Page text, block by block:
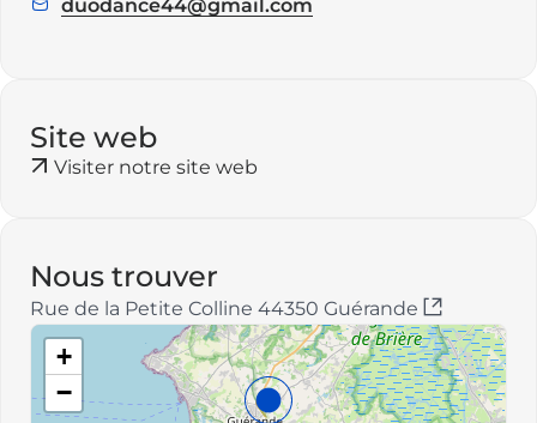
E
:
duodance44@gmail.com
Site web
Visiter notre site web
Nous trouver
Rue de la Petite Colline 44350 Guérande
+
−